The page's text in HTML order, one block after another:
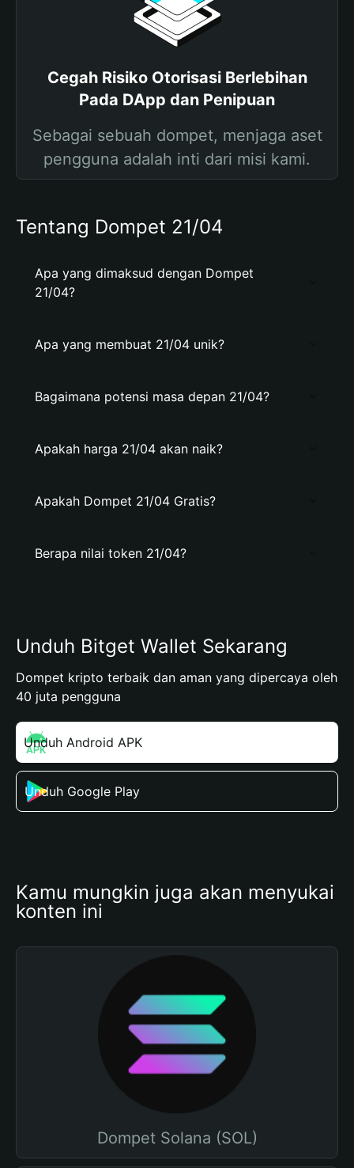
Cegah Risiko Otorisasi Berlebihan
Pada DApp dan Penipuan
Sebagai sebuah dompet, menjaga aset
pengguna adalah inti dari misi kami.
Tentang Dompet 21/04
Apa yang dimaksud dengan Dompet
21/04?
Apa yang membuat 21/04 unik?
Bagaimana potensi masa depan 21/04?
Apakah harga 21/04 akan naik?
Apakah Dompet 21/04 Gratis?
Berapa nilai token 21/04?
Unduh Bitget Wallet Sekarang
Dompet kripto terbaik dan aman yang dipercaya oleh
40 juta pengguna
Unduh Android APK
Unduh Google Play
Kamu mungkin juga akan menyukai
konten ini
Dompet Solana (SOL)